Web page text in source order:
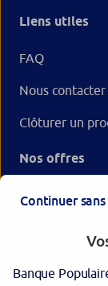
Liens utiles
FAQ
Nous contacter
Clôturer un
Nos offres
Continuer
Banque